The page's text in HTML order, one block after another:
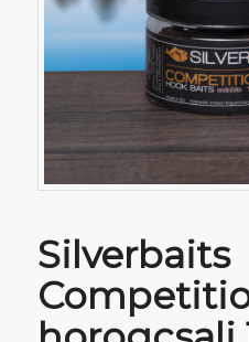
Silverbaits